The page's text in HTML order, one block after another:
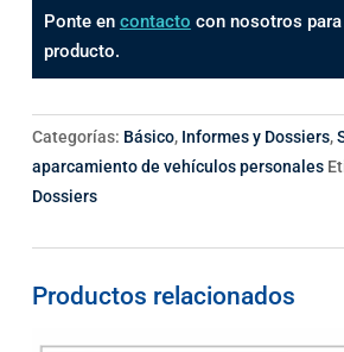
Ponte en contacto con nosotros
producto.
Categorías: Básico, Informes y Dossiers,
aparcamiento de vehículos personales
Dossiers
Productos relacionados